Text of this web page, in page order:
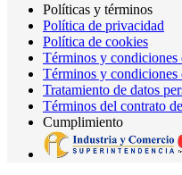
Políticas y términos
Política de privacidad
Política de cookies
Términos y condiciones
Términos y
Tratamiento de datos
Términos del contrato
Cumplimiento